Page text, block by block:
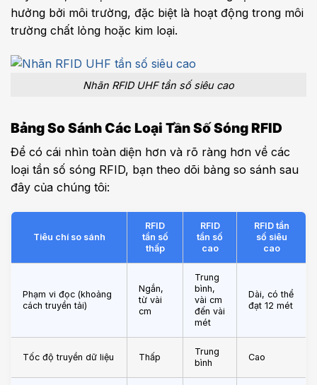
hưởng bởi môi trường, đặc biệt là hoạt động trong môi
trường chất lỏng hoặc kim loại.
Nhãn RFID UHF tần số siêu cao
Bảng So Sánh Các Loại Tần Số Sóng RFID
Để có cái nhìn toàn diện hơn và rõ ràng hơn về các
loại tần số sóng RFID, bạn theo dõi bảng so sánh sau
đây của chúng tôi:
Tiêu chí so sánh
RFID
tần số
thấp
RFID
tần số
cao
RFID tần
số siêu
cao
Phạm vi đọc (khoảng
cách truyền tải)
Ngắn,
từ vài
cm
Trung
bình,
vài cm
đến vài
mét
Dài, có thể
đạt 12 mét
Tốc độ truyền dữ liệu Thấp
Trung
bình
Cao